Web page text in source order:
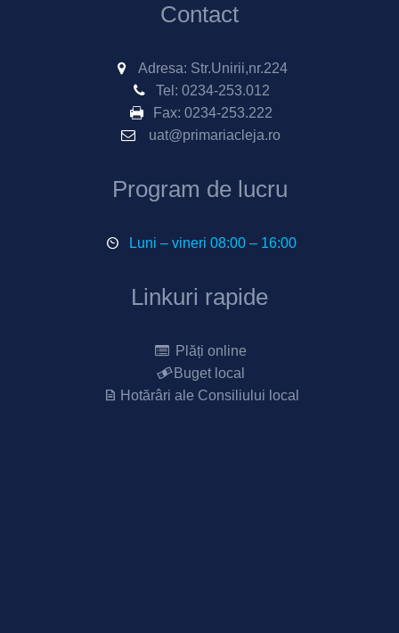
Contact
Adresa: Str.Unirii,nr.224
Tel: 0234-253.012
Fax: 0234-253.222
uat@primariacleja.ro
Program de lucru
Luni – vineri 08:00 – 16:00
Linkuri rapide
Plăți online
Buget local
Hotărâri ale Consiliului local